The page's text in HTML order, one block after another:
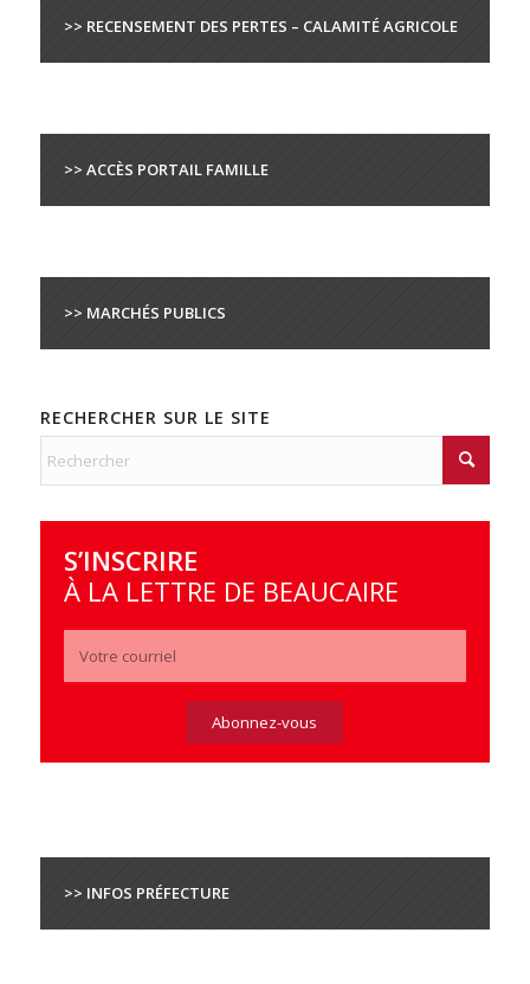
>> RECENSEMENT DES PERTES – CALAMITÉ AGRICOLE
>> ACCÈS PORTAIL FAMILLE
>> MARCHÉS PUBLICS
RECHERCHER SUR LE SITE
S’INSCRIRE
À LA LETTRE DE BEAUCAIRE
>> INFOS PRÉFECTURE